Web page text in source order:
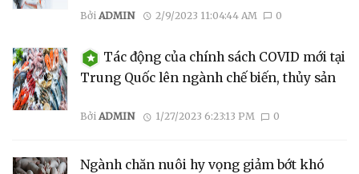
Bởi ADMIN 2/9/2023 11:04:44 AM 0
Tác động của chính sách COVID mới tại
Trung Quốc lên ngành chế biến, thủy sản
Bởi ADMIN 1/27/2023 6:23:13 PM 0
Ngành chăn nuôi hy vọng giảm bớt khó